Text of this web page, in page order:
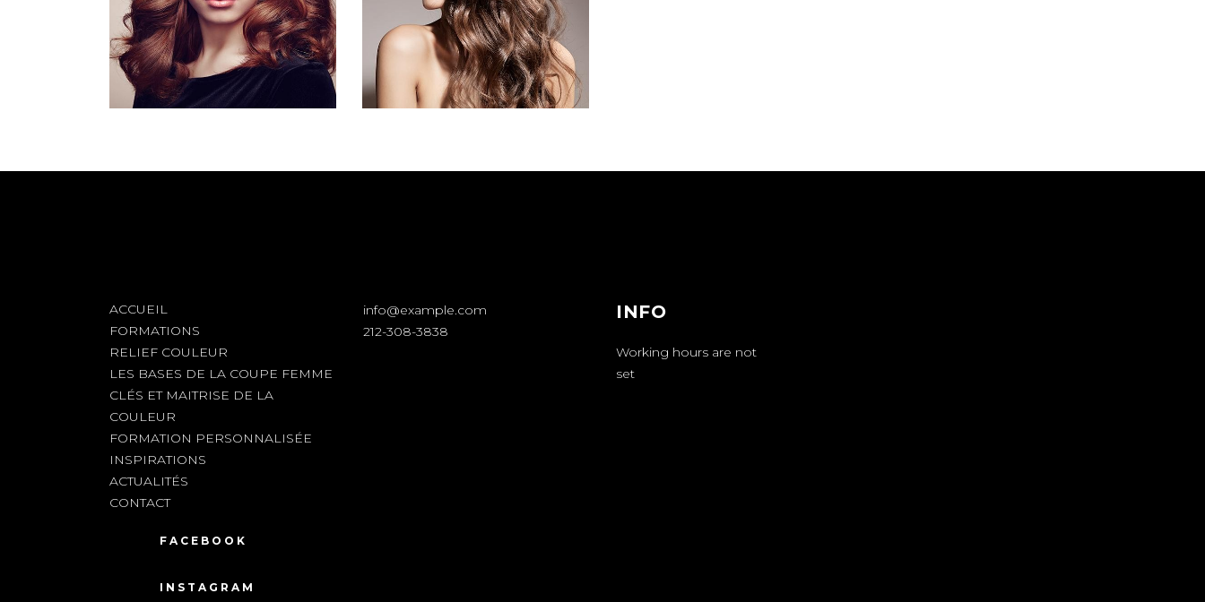
BOUCLES BOUCLES
ACCUEIL
FORMATIONS
RELIEF COULEUR
LES BASES DE LA COUPE FEMME
CLÉS ET MAITRISE DE LA
COULEUR
FORMATION PERSONNALISÉE
INSPIRATIONS
ACTUALITÉS
CONTACT
FACEBOOK
INSTAGRAM
info@example.com
212-308-3838
INFO
Working hours are not
set